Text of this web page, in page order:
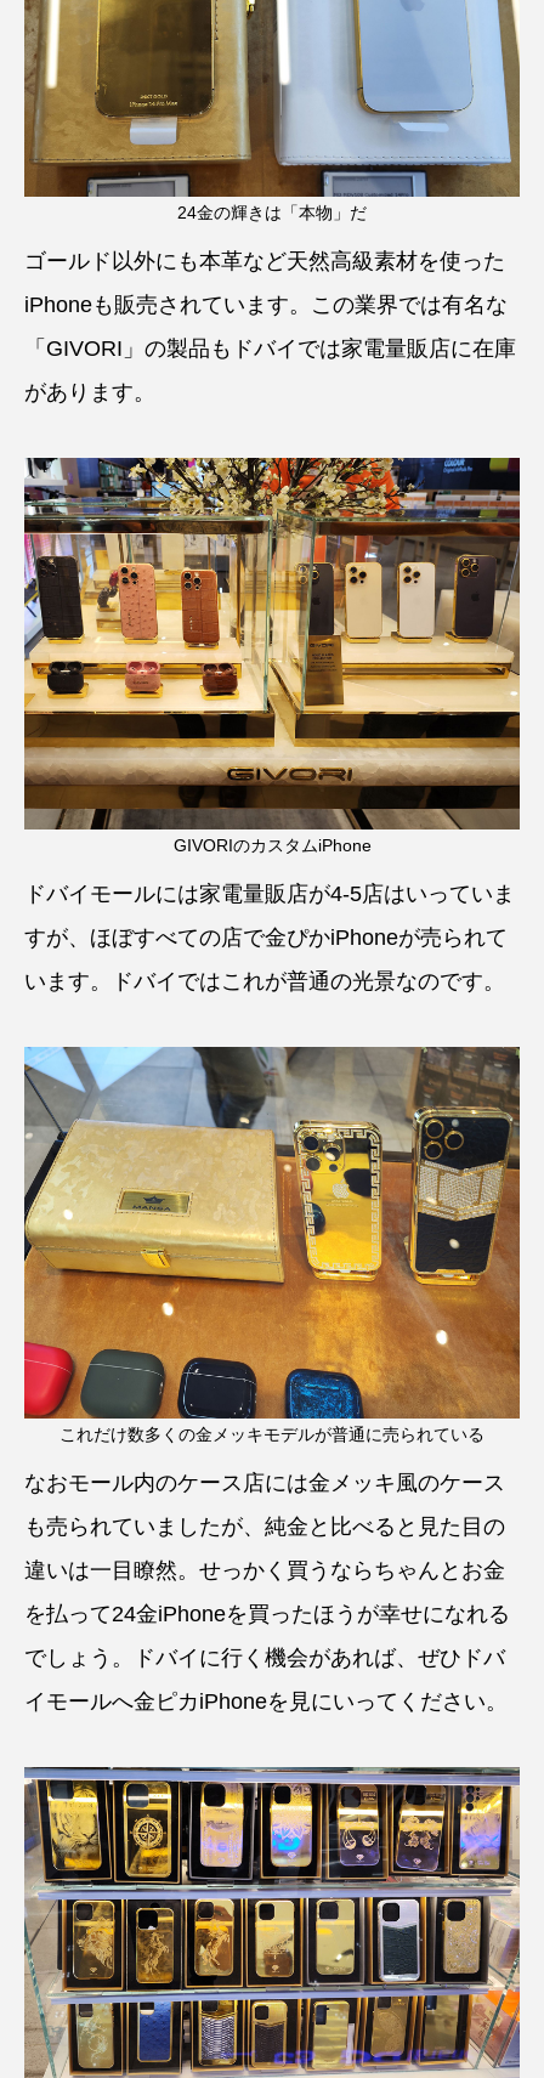
24金の輝きは「本物」だ
ゴールド以外にも本革など天然高級素材を使った
iPhoneも販売されています。この業界では有名な
「GIVORI」の製品もドバイでは家電量販店に在庫
があります。
GIVORIのカスタムiPhone
ドバイモールには家電量販店が4-5店はいっていま
すが、ほぼすべての店で金ぴかiPhoneが売られて
います。ドバイではこれが普通の光景なのです。
これだけ数多くの金メッキモデルが普通に売られている
なおモール内のケース店には金メッキ風のケース
も売られていましたが、純金と比べると見た目の
違いは一目瞭然。せっかく買うならちゃんとお金
を払って24金iPhoneを買ったほうが幸せになれる
でしょう。ドバイに行く機会があれば、ぜひドバ
イモールへ金ピカiPhoneを見にいってください。